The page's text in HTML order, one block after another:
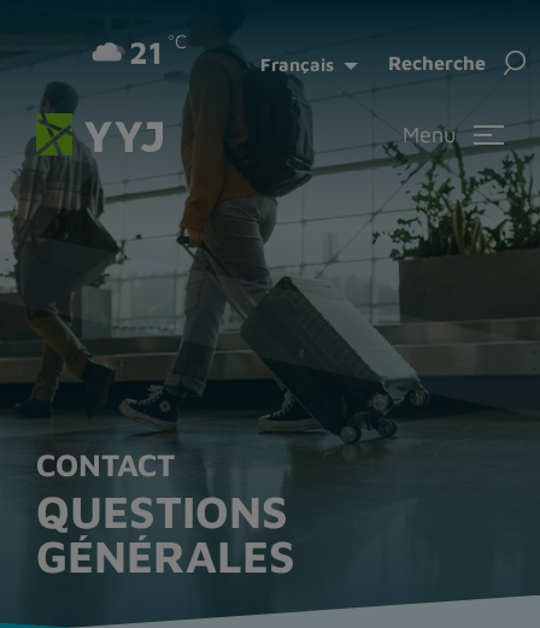
21 °C
Français Recherche
Menu
CONTACT
QUESTIONS
GÉNÉRALES